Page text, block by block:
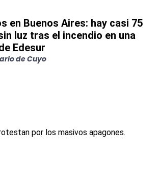
en Buenos Aires: hay casi 75
luz tras el incendio en una
Edesur
de Cuyo